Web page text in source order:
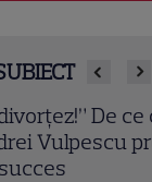
vacanță!
la Consilier”
la Kanal D